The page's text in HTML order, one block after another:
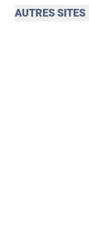
AUTRES SITES